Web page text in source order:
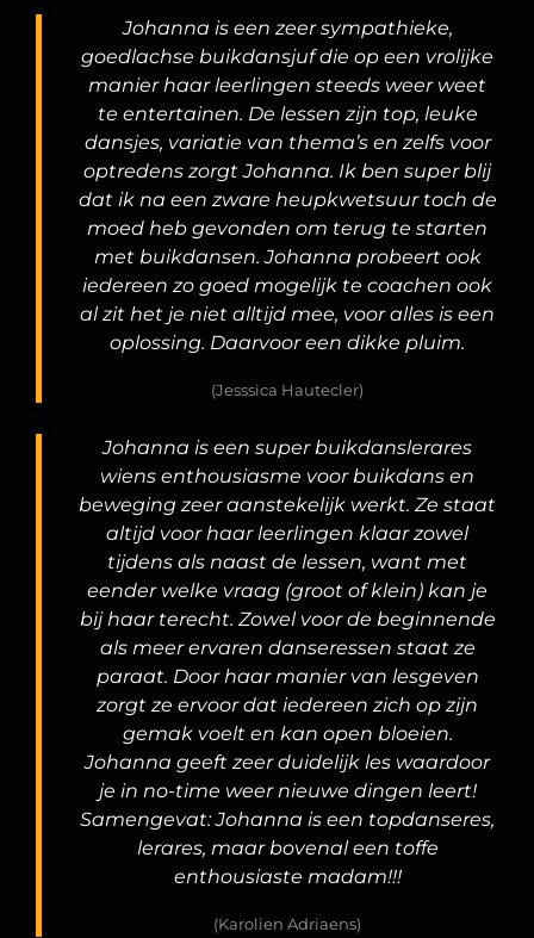
Johanna is een zeer sympathieke,
goedlachse buikdansjuf die op een vrolijke
manier haar leerlingen steeds weer weet
te entertainen. De lessen zijn top, leuke
dansjes, variatie van thema’s en zelfs voor
optredens zorgt Johanna. Ik ben super blij
dat ik na een zware heupkwetsuur toch de
moed heb gevonden om terug te starten
met buikdansen. Johanna probeert ook
iedereen zo goed mogelijk te coachen ook
al zit het je niet alltijd mee, voor alles is een
oplossing. Daarvoor een dikke pluim.
(Jesssica Hautecler)
Johanna is een super buikdanslerares
wiens enthousiasme voor buikdans en
beweging zeer aanstekelijk werkt. Ze staat
altijd voor haar leerlingen klaar zowel
tijdens als naast de lessen, want met
eender welke vraag (groot of klein) kan je
bij haar terecht. Zowel voor de beginnende
als meer ervaren danseressen staat ze
paraat. Door haar manier van lesgeven
zorgt ze ervoor dat iedereen zich op zijn
gemak voelt en kan open bloeien.
Johanna geeft zeer duidelijk les waardoor
je in no-time weer nieuwe dingen leert!
Samengevat: Johanna is een topdanseres,
lerares, maar bovenal een toffe
enthousiaste madam!!!
(Karolien Adriaens)